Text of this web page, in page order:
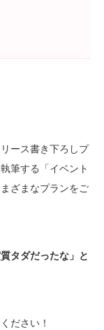
ース書き下ろしプ
筆する「イベント
ざまなプランをご
質タダだったな」と
ださい！